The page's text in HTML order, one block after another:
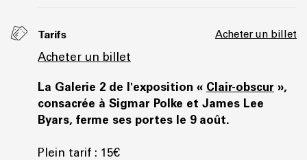
Tarifs Acheter un billet
Acheter un billet
La Galerie 2 de l'exposition « Clair-obscur »,
consacrée à Sigmar Polke et James Lee
Byars, ferme ses portes le 9 août.
Plein tarif : 15€